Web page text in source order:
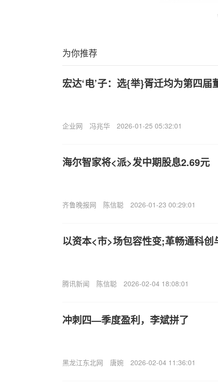
为你推荐
宏达‘电’子：选{举}胥迁均为第四
企业网 冯兆华 2026-01-25 05:32:01
海尔智家将<派>发中期股息2.69元
齐鲁晚报网 陈信聪 2026-01-23 00:29:01
以资本<市>场包容性变;革畅通科创
腾讯新闻 陈信聪 2026-02-04 18:08:01
冲刺四—季度盈利，李斌拼了
黑龙江东北网 唐婉 2026-02-04 11:36:01